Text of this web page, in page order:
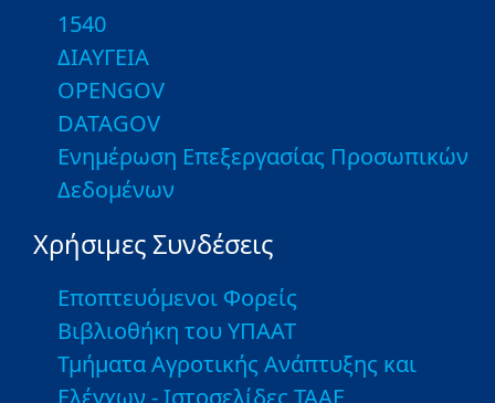
1540
ΔΙΑΥΓΕΙΑ
OPENGOV
DATAGOV
Ενημέρωση Επεξεργασίας Προσωπικών
Δεδομένων
Χρήσιμες Συνδέσεις
Εποπτευόμενοι Φορείς
Βιβλιοθήκη του ΥΠΑΑΤ
Τμήματα Αγροτικής Ανάπτυξης και
Ελέγχων - Ιστοσελίδες ΤΑΑΕ